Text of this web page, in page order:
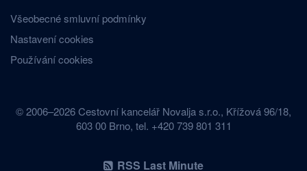
Všeobecné smluvní podmínky
Nastavení cookies
Používání cookies
© 2006–2026 Cestovní kancelář Novalja s.r.o., Křížová 96/18,
603 00 Brno, tel. +420 739 801 311
RSS Last Minute